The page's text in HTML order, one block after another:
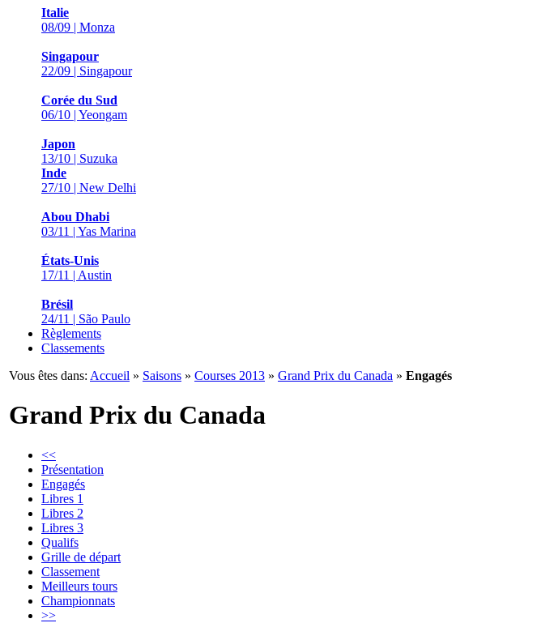
Italie
08/09 | Monza
Singapour
22/09 | Singapour
Corée du Sud
06/10 | Yeongam
Japon
13/10 | Suzuka
Inde
27/10 | New Delhi
Abou Dhabi
03/11 | Yas Marina
États-Unis
17/11 | Austin
Brésil
24/11 | São Paulo
Règlements
Classements
Vous êtes dans: Accueil » Saisons » Courses 2013 » Grand Prix du Canada » Engagés
Grand Prix du Canada
<<
Présentation
Engagés
Libres 1
Libres 2
Libres 3
Qualifs
Grille de départ
Classement
Meilleurs tours
Championnats
>>